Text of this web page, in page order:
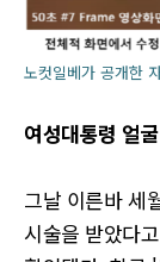
노컷일베가 공개한
여성대통령 얼
그날 이른바 세
시술을 받았다